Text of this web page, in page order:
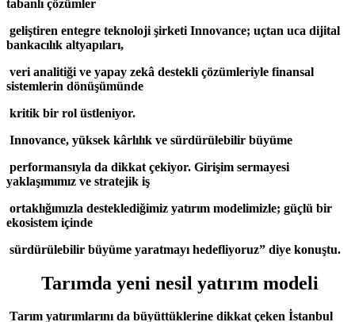
tabanlı çözümler
geliştiren entegre teknoloji şirketi Innovance; uçtan uca dijital
bankacılık altyapıları,
veri analitiği ve yapay zekâ destekli çözümleriyle finansal
sistemlerin dönüşümünde
kritik bir rol üstleniyor.
Innovance, yüksek kârlılık ve sürdürülebilir büyüme
performansıyla da dikkat çekiyor. Girişim sermayesi
yaklaşımımız ve stratejik iş
ortaklığımızla desteklediğimiz yatırım modelimizle; güçlü bir
ekosistem içinde
sürdürülebilir büyüme yaratmayı hedefliyoruz” diye konuştu.
Tarımda yeni nesil yatırım modeli
Tarım yatırımlarını da büyüttüklerine dikkat çeken İstanbul